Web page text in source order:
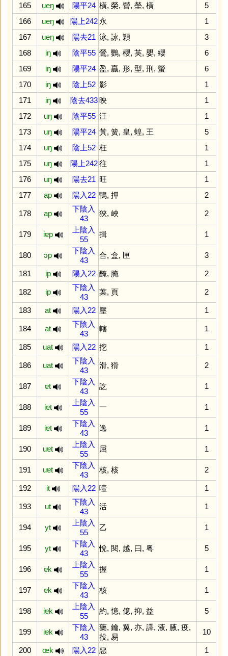
165
ueŋ 陽平24 橫, 榮, 營, 塋, 橫
5
166
ueŋ 陽上242 永
1
167
ueŋ 陽去21 泳, 詠, 穎
3
168
iŋ 陰平55 鶯, 鸚, 櫻, 英, 嬰, 纓
6
169
iŋ 陽平24 盈, 贏, 形, 型, 刑, 螢
6
170
iŋ 陰上52 影
1
171
iŋ 陰去433 映
1
172
uŋ 陰平55 汪
1
173
uŋ 陽平24 黃, 簧, 皇, 蝗, 王
5
174
uŋ 陰上52 枉
1
175
uŋ 陽上242 往
1
176
uŋ 陽去21 旺
1
177
ap 陽入22 鴨, 押 2
178 ap
下陰入
43
狹, 峽 2
179 iɐp
上陰入
55
揖 1
180 ɔp
下陰入
43
合, 盒, 匣 3
181 ip 陽入22 醃, 腌 2
182 ip
下陰入
43
葉, 頁 2
183 at 陽入22 壓 1
184 at
下陰入
43
轄 1
185 uat 陽入22 挖 1
186 uat
下陰入
43
滑, 猾 2
187 ɐt
下陰入
43
訖 1
188 iɐt
上陰入
55
一 1
189 iɐt
下陰入
43
逸 1
190 uɐt
上陰入
55
屈 1
191 uɐt
下陰入
43
核, 核 2
192 it 陽入22 噎 1
193 ut
下陰入
43
活 1
194 yt
上陰入
55
乙 1
195 yt
下陰入
43
悅, 閱, 越, 曰, 粤 5
196 ɐk
上陰入
55
握 1
197 ɐk
下陰入
43
核 1
198 iɐk
上陰入
55
約,憶, 億, 抑, 益 5
199 iɐk
下陰入
43
藥, 鑰, 翼, 亦, 譯, 液, 腋, 疫,
役, 易
10
200 œk 陽入22 惡 1